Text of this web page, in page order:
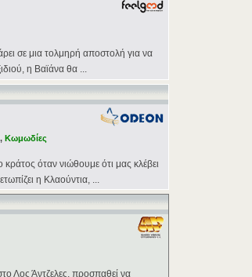
σε μια τολμηρή αποστολή για να
η Βαϊάνα θα ...
, Κωμωδίες
όταν νιώθουμε ότι μας κλέβει
η Κλαούντια, ...
Λος Άντζελες, προσπαθεί να